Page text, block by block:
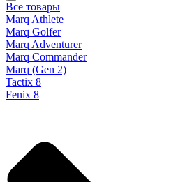
Все товары
Marq Athlete
Marq Golfer
Marq Adventurer
Marq Commander
Marq (Gen 2)
Tactix 8
Fenix 8